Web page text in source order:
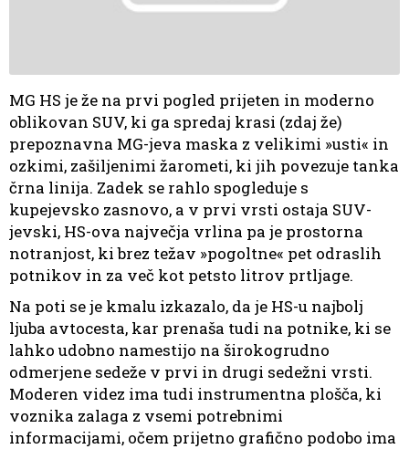
MG HS je že na prvi pogled prijeten in moderno
oblikovan SUV, ki ga spredaj krasi (zdaj že)
prepoznavna MG-jeva maska z velikimi »usti« in
ozkimi, zašiljenimi žarometi, ki jih povezuje tanka
črna linija. Zadek se rahlo spogleduje s
kupejevsko zasnovo, a v prvi vrsti ostaja SUV-
jevski, HS-ova največja vrlina pa je prostorna
notranjost, ki brez težav »pogoltne« pet odraslih
potnikov in za več kot petsto litrov prtljage.
Na poti se je kmalu izkazalo, da je HS-u najbolj
ljuba avtocesta, kar prenaša tudi na potnike, ki se
lahko udobno namestijo na širokogrudno
odmerjene sedeže v prvi in drugi sedežni vrsti.
Moderen videz ima tudi instrumentna plošča, ki
voznika zalaga z vsemi potrebnimi
informacijami, očem prijetno grafično podobo ima